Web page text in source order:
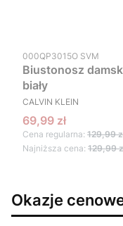
Kod produktu
000QP3015O SVM
Biustonosz
biały
PRODUCENT
CALVIN KLEIN
Cena promocyjna
69,99 zł
Cena regularna: 129,99
Najniższa cena: 129,99
Okazje